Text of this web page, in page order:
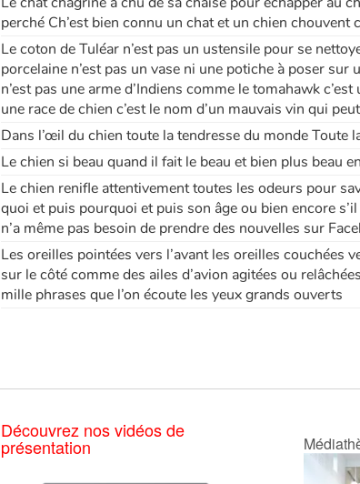
perché Ch’est bien connu un chat et un chien chouvent
Le coton de Tuléar n’est pas un ustensile pour se
porcelaine n’est pas un vase ni une potiche à poser sur
n’est pas une arme d’Indiens comme le tomahawk
une race de chien c’est le nom d’un mauvais vin qui
Dans l’œil du chien toute la tendresse du monde Toute
Le chien si beau quand il fait le beau et bien plus beau
Le chien renifle attentivement toutes les odeurs pour
quoi et puis pourquoi et puis son âge ou bien encore
n’a même pas besoin de prendre des nouvelles sur
Les oreilles pointées vers l’avant les oreilles couchées
sur le côté comme des ailes d’avion agitées ou
mille phrases que l’on écoute les yeux grands ouverts
Découvrez nos vidéos de
présentation